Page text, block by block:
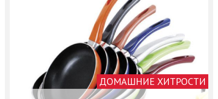
ДОМАШНИЕ ХИТРОСТИ